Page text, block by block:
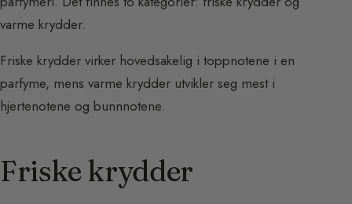
varme krydder.
Friske krydder virker hovedsakelig i toppnotene i en
parfyme, mens varme krydder utvikler seg mest i
hjertenotene og bunnnotene.
Friske krydder